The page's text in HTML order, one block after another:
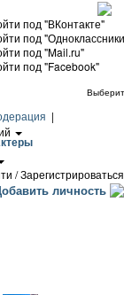
под "ВКонтакте"
под
под "Mail.ru"
под "Facebook"
|
/ Зарегистрироваться
личность